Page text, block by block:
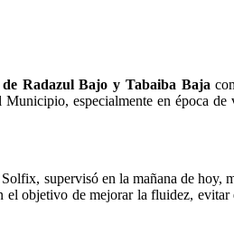
de Radazul Bajo y Tabaiba Baja
especialmente en época de
supervisó en la mañana de hoy,
objetivo de mejorar la fluidez,